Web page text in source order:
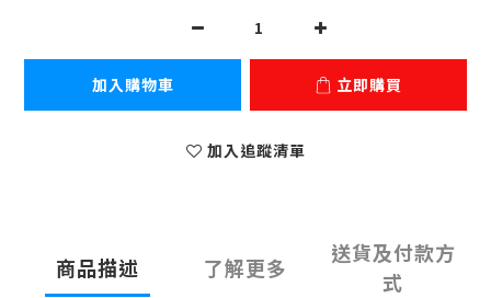
加入購物車 立即購買
加入追蹤清單
商品描述 了解更多
送貨及付款方
式